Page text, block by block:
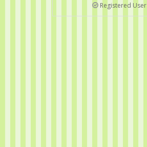
Registered User